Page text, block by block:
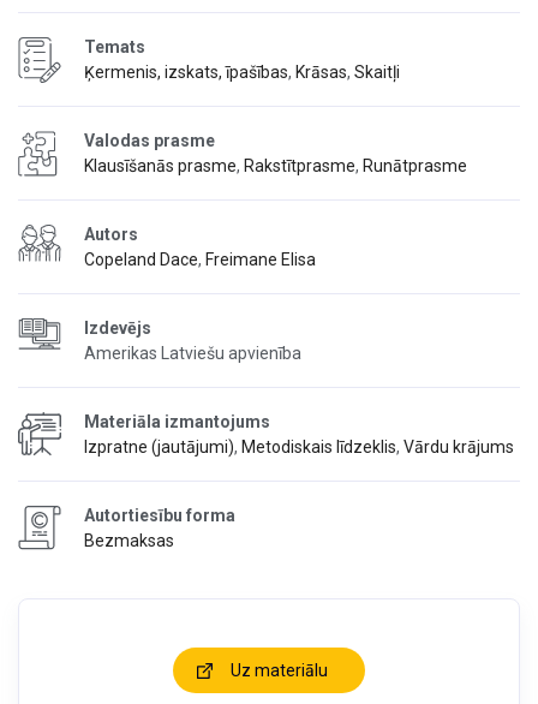
Temats
Ķermenis, izskats, īpašības, Krāsas, Skaitļi
Valodas prasme
Klausīšanās prasme, Rakstītprasme, Runātprasme
Autors
Copeland Dace, Freimane Elisa
Izdevējs
Amerikas Latviešu apvienība
Materiāla izmantojums
Izpratne (jautājumi), Metodiskais līdzeklis, Vārdu krājums
Autortiesību forma
Bezmaksas
Uz materiālu